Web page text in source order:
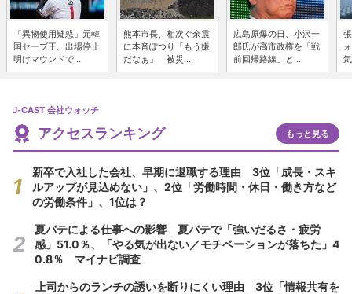
「異物使用疑惑」元韓
国セーブ王、出場停止
明けマウンドで...
熊本市長、相次ぐ余震
に本音ぽつり「もう嫌
だなぁ」 被災...
広島原爆の日、小沢一
郎氏が高市政権を「戦
前回帰路線」と...
J-CAST 会社ウォッチ
アクセスランキング もっと見る
新卒で入社した会社、早期に退職する理由 3位「成長・スキ
ルアップが見込めない」、2位「労働時間・休日・働き方など
の労働条件」、1位は？
夏バテによる仕事への影響 夏バテで「強いだるさ・疲労
感」51.0％、「やる気が出ない／モチベーションが落ちた」4
0.8％ マイナビ調査
上司からのランチの誘いを断りにくい理由 3位「情報共有を